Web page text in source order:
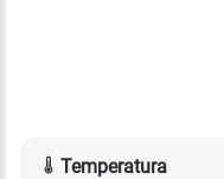
Temperatura